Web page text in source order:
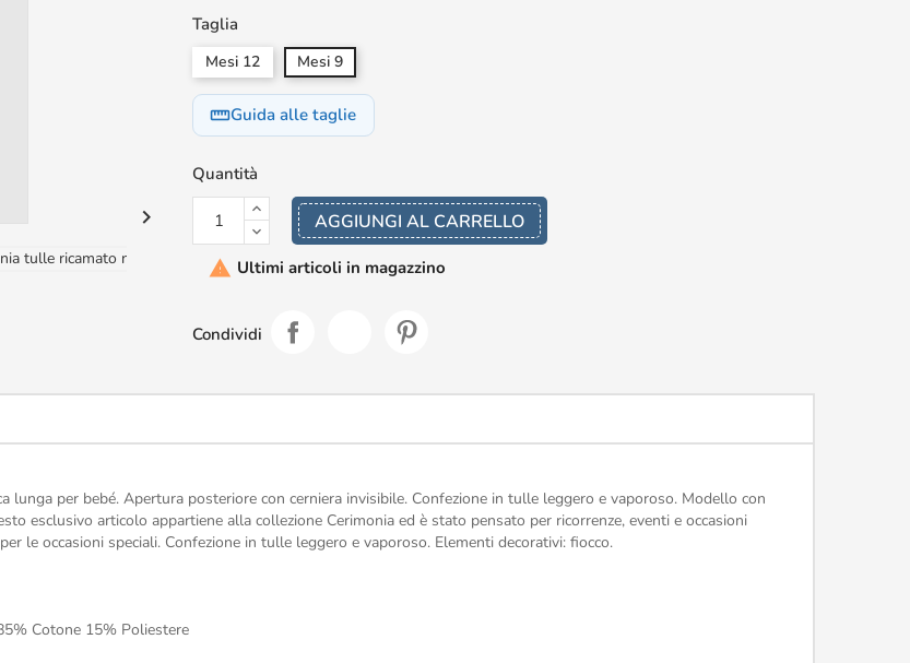

Taglia
Mesi 12 Mesi 9
straightenGuida alle taglie
Quantità
AGGIUNGI AL CARRELLO
 Ultimi articoli in magazzino
Condividi
lunga per bebé. Apertura posteriore con cerniera invisibile. Confezione in tulle leggero e vaporoso. Modello con
esclusivo articolo appartiene alla collezione Cerimonia ed è stato pensato per ricorrenze, eventi e occasioni
le occasioni speciali. Confezione in tulle leggero e vaporoso. Elementi decorativi: fiocco.
Cotone 15% Poliestere